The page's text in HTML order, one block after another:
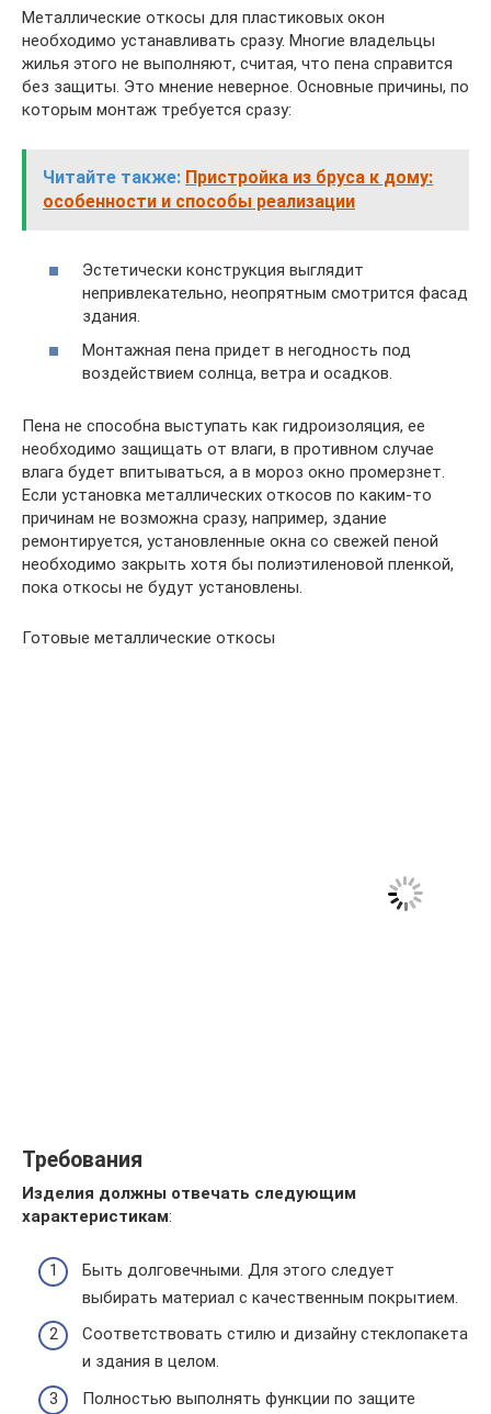
Металлические откосы для пластиковых окон
необходимо устанавливать сразу. Многие владельцы
жилья этого не выполняют, считая, что пена справится
без защиты. Это мнение неверное. Основные причины, по
которым монтаж требуется сразу:
Читайте также: Пристройка из бруса к дому:
особенности и способы реализации
Эстетически конструкция выглядит
непривлекательно, неопрятным смотрится фасад
здания.
Монтажная пена придет в негодность под
воздействием солнца, ветра и осадков.
Пена не способна выступать как гидроизоляция, ее
необходимо защищать от влаги, в противном случае
влага будет впитываться, а в мороз окно промерзнет.
Если установка металлических откосов по каким-то
причинам не возможна сразу, например, здание
ремонтируется, установленные окна со свежей пеной
необходимо закрыть хотя бы полиэтиленовой пленкой,
пока откосы не будут установлены.
Готовые металлические откосы
Требования
Изделия должны отвечать следующим
характеристикам:
Быть долговечными. Для этого следует
выбирать материал с качественным покрытием.
Соответствовать стилю и дизайну стеклопакета
и здания в целом.
Полностью выполнять функции по защите